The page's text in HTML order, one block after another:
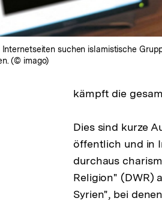
suchen islamistische
(© imago)
kämpft die
Dies sind kurze
öffentlich und in
durchaus
Religion" (DWR)
Syrien", bei